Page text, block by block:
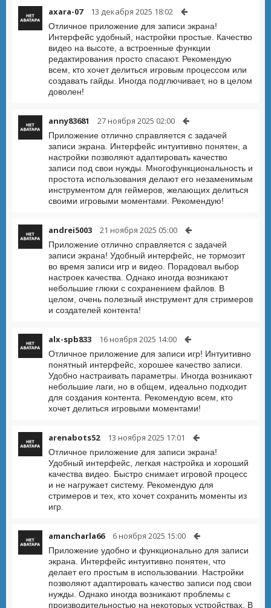
axara-07 13 декабря 2025 18:02
Отличное приложение для записи экрана!
Интерфейс удобный, настройки простые. Качество
видео на высоте, а встроенные функции
редактирования просто спасают. Рекомендую
всем, кто хочет делиться игровым процессом или
создавать гайды. Иногда подглючивает, но в целом
доволен!
anny83681 27 ноября 2025 02:00
Приложение отлично справляется с задачей
записи экрана. Интерфейс интуитивно понятен, а
настройки позволяют адаптировать качество
записи под свои нужды. Многофункциональность и
простота использования делают его незаменимым
инструментом для геймеров, желающих делиться
своими игровыми моментами. Рекомендую!
andrei5003 21 ноября 2025 05:00
Приложение отлично справляется с задачей
записи экрана! Удобный интерфейс, не тормозит
во время записи игр и видео. Порадовал выбор
настроек качества. Однако иногда возникают
небольшие глюки с сохранением файлов. В
целом, очень полезный инструмент для стримеров
и создателей контента!
alx-spb833 16 ноября 2025 14:00
Отличное приложение для записи игр! Интуитивно
понятный интерфейс, хорошее качество записи.
Удобно настраивать параметры. Иногда возникают
небольшие лаги, но в общем, идеально подходит
для создания контента. Рекомендую всем, кто
хочет делиться игровыми моментами!
arenabots52 13 ноября 2025 17:01
Отличное приложение для записи экрана!
Удобный интерфейс, легкая настройка и хороший
качества видео. Быстро снимает игровой процесс
и не нагружает систему. Рекомендую для
стримеров и тех, кто хочет сохранить моменты из
игр.
amancharla66 6 ноября 2025 15:00
Приложение удобно и функционально для записи
экрана. Интерфейс интуитивно понятен, что
делает его простым в использовании. Настройки
позволяют адаптировать качество записи под свои
нужды. Однако иногда возникают проблемы с
производительностью на некоторых устройствах. В